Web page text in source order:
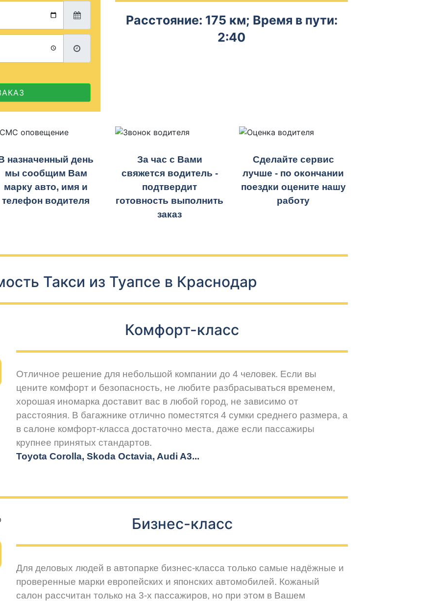
Расстояние: 175 км; Время в пути:
2:40
назначенный день
мы сообщим Вам
марку авто, имя и
телефон водителя
За час с Вами
свяжется водитель -
подтвердит
готовность выполнить
заказ
Сделайте сервис
лучше - по окончании
поездки оцените нашу
работу
Такси из Туапсе в Краснодар
Комфорт-класс
Отличное решение для небольшой компании до 4 человек. Если вы
цените комфорт и безопасность, не любите разбрасываться временем,
хорошая иномарка доставит вас в любой город, не зависимо от
расстояния. В багажнике отлично поместятся 4 сумки среднего размера, а
в салоне комфорт-класса достаточно места, даже если пассажиры
крупнее принятых стандартов.
Toyota Corolla, Skoda Octavia, Audi A3...
Бизнес-класс
Для деловых людей в автопарке бизнес-класса только самые надёжные и
проверенные марки европейских и японских автомобилей. Кожаный
салон рассчитан только на 3-х пассажиров, но при этом в Вашем